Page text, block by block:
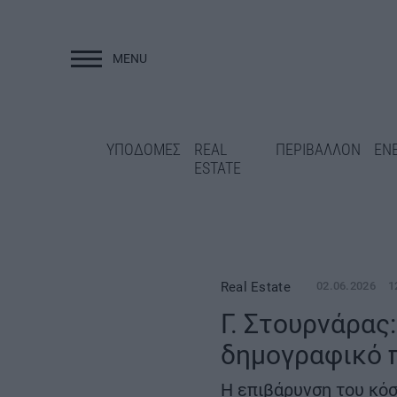
MENU
ΥΠΟΔΟΜΕΣ
REAL
ESTATE
ΠΕΡΙΒΑΛΛΟΝ
ΥΠΟΔΟΜΕΣ
χρηματοδότηση της ΔΕΘ-
HELEXPO για την ανάπλαση
Γρεβενά:
ασφαλτόστρωση
Real Estate 02.06.2026
Γ.
δημογραφικό
Η επιβάρυνση του